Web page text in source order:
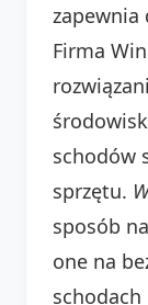
zapewnia
Firma
schodów
sprzętu.
sposób
one na